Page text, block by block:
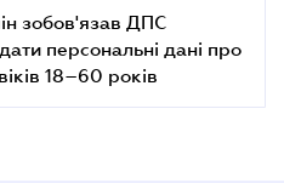
зобов'язав ДПС
персональні дані про
18–60 років